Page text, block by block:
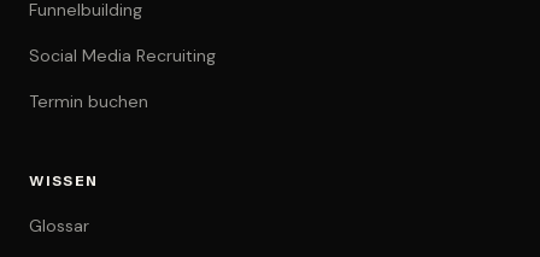
Funnelbuilding
Social Media Recruiting
Termin buchen
WISSEN
Glossar